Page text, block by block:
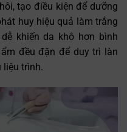
tạo điều kiện để dưỡng
huy hiệu quả làm trắng
khiến da khô hơn bình
đều đặn để duy trì làn
liệu trình.